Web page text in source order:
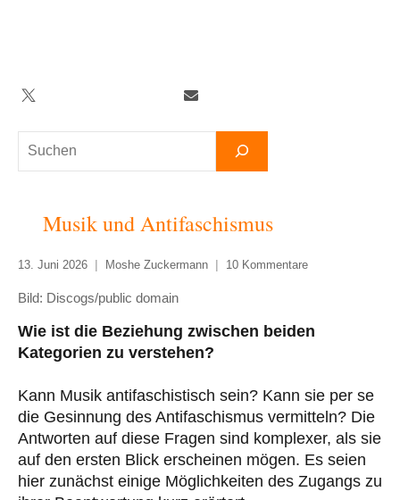
Suchen
Twitter TelegramNewsletter
Musik und Antifaschismus
13. Juni 2026 Moshe Zuckermann 10 Kommentare
Bild: Discogs/public domain
Wie ist die Beziehung zwischen beiden
Kategorien zu verstehen?
Kann Musik antifaschistisch sein? Kann sie per se
die Gesinnung des Antifaschismus vermitteln? Die
Antworten auf diese Fragen sind komplexer, als sie
auf den ersten Blick erscheinen mögen. Es seien
hier zunächst einige Möglichkeiten des Zugangs zu